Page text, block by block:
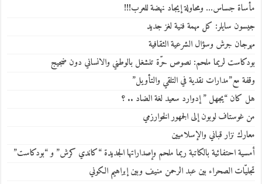
مأساة جساس… ومحاولة إيجاد نهضة للعرب!!!
جيسون سايلر: كل مهمة فنية لغز جديد
مهرجان جرش وسؤال الشرعية الثقافية
بودكاست لريما ملحم: نصوص حرّة تنشغل بالوطني والانساني دون ضجيج
وقفة مع”مدارات نقدية في التلقي والتأويل”
هل كان “يجهل ” إدوارد سعيد لغة الضاد .. ؟
من غوستاف لوبون إلى الجمهور الخوارزمي
معارك نزار قباني والإسلاميين
أمسية احتفائية بالكاتبة ريما ملحم وإصداراتها الجديدة “كاندي كرش” و “بودكاست”
تجليّات الصحراء بين عبد الرحمن منيف وبين إبراهيم الكوني